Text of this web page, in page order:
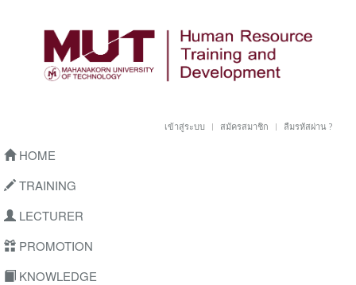
เข้าสู่ระบบ สมัครสมาชิก ลืมรหัสผ่าน ?
HOME
TRAINING
LECTURER
PROMOTION
KNOWLEDGE